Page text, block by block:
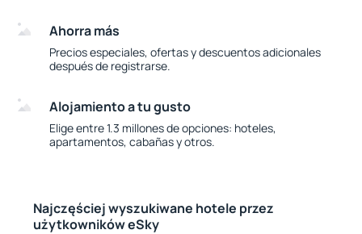
Ahorra más
Precios especiales, ofertas y descuentos adicionales
después de registrarse.
Alojamiento a tu gusto
Elige entre 1.3 millones de opciones: hoteles,
apartamentos, cabañas y otros.
Najczęściej wyszukiwane hotele przez
użytkowników eSky